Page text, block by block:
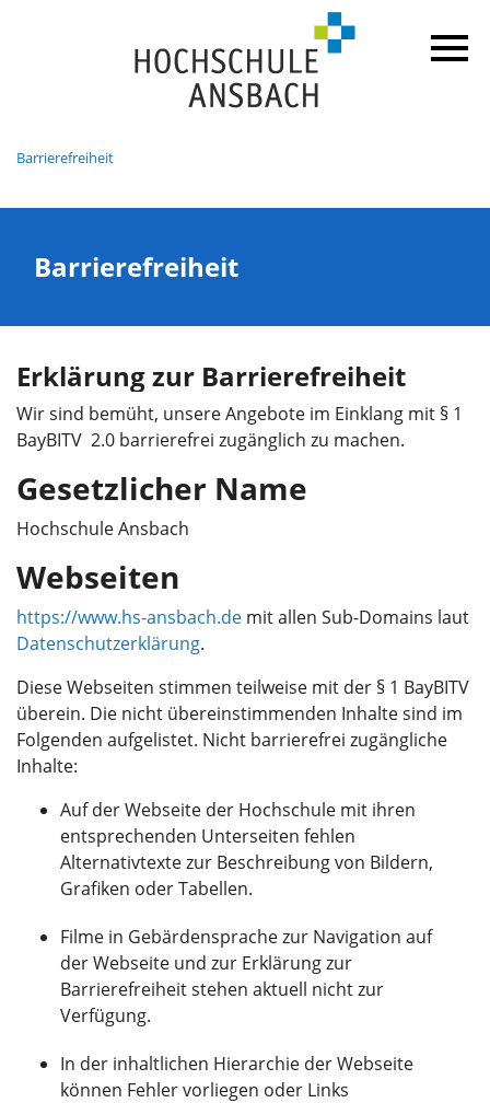
Barrierefreiheit
Barrierefreiheit
Erklärung zur Barrierefreiheit
Wir sind bemüht, unsere Angebote im Einklang mit § 1
BayBITV 2.0 barrierefrei zugänglich zu machen.
Gesetzlicher Name
Hochschule Ansbach
Webseiten
https://www.hs-ansbach.de mit allen Sub-Domains laut
Datenschutzerklärung.
Diese Webseiten stimmen teilweise mit der § 1 BayBITV
überein. Die nicht übereinstimmenden Inhalte sind im
Folgenden aufgelistet. Nicht barrierefrei zugängliche
Inhalte:
Auf der Webseite der Hochschule mit ihren
entsprechenden Unterseiten fehlen
Alternativtexte zur Beschreibung von Bildern,
Grafiken oder Tabellen.
Filme in Gebärdensprache zur Navigation auf
der Webseite und zur Erklärung zur
Barrierefreiheit stehen aktuell nicht zur
Verfügung.
In der inhaltlichen Hierarchie der Webseite
können Fehler vorliegen oder Links